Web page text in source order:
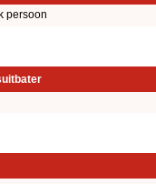
persoon